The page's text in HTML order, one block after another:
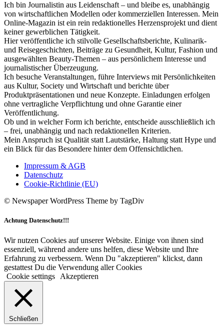
Ich bin Journalistin aus Leidenschaft – und bleibe es, unabhängig
von wirtschaftlichen Modellen oder kommerziellen Interessen. Mein
Online-Magazin ist ein rein redaktionelles Herzensprojekt und dient
keiner gewerblichen Tätigkeit.
Hier veröffentliche ich stilvolle Gesellschaftsberichte, Kulinarik-
und Reisegeschichten, Beiträge zu Gesundheit, Kultur, Fashion und
ausgewählten Beauty-Themen – aus persönlichem Interesse und
journalistischer Überzeugung.
Ich besuche Veranstaltungen, führe Interviews mit Persönlichkeiten
aus Kultur, Society und Wirtschaft und berichte über
Produktpräsentationen und neue Konzepte. Einladungen erfolgen
ohne vertragliche Verpflichtung und ohne Garantie einer
Veröffentlichung.
Ob und in welcher Form ich berichte, entscheide ausschließlich ich
– frei, unabhängig und nach redaktionellen Kriterien.
Mein Anspruch ist Qualität statt Lautstärke, Haltung statt Hype und
ein Blick für das Besondere hinter dem Offensichtlichen.
Impressum & AGB
Datenschutz
Cookie-Richtlinie (EU)
© Newspaper WordPress Theme by TagDiv
Achtung Datenschutz!!!
Wir nutzen Cookies auf unserer Website. Einige von ihnen sind
essenziell, während andere uns helfen, diese Website und Ihre
Erfahrung zu verbessern. Wenn Du "akzeptieren" klickst, dann
gestattest Du die Verwendung aller Cookies
Cookie settings
Akzeptieren
Schließen